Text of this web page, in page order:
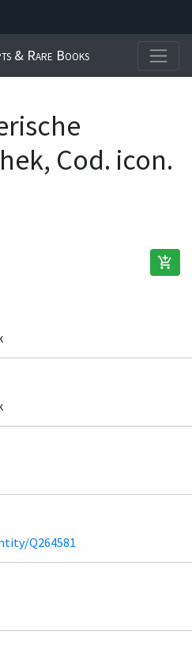
& Rare Books
Cod. icon.
add_shopping_cart
Q264581